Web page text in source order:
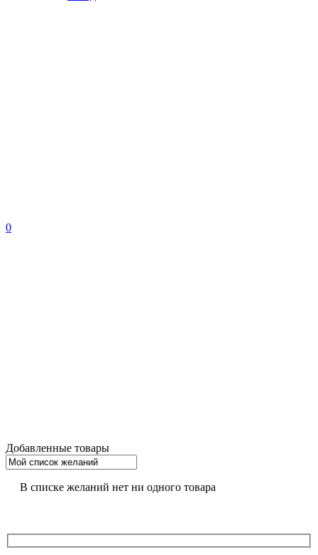
0
Добавленные товары
В списке желаний нет ни одного товара